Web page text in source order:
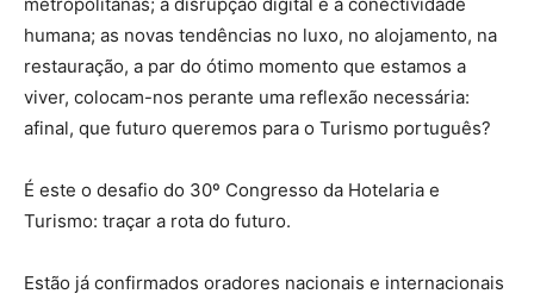
humana; as novas tendências no luxo, no alojamento, na
restauração, a par do ótimo momento que estamos a
viver, colocam-nos perante uma reflexão necessária:
afinal, que futuro queremos para o Turismo português?
É este o desafio do 30º Congresso da Hotelaria e
Turismo: traçar a rota do futuro.
Estão já confirmados oradores nacionais e internacionais